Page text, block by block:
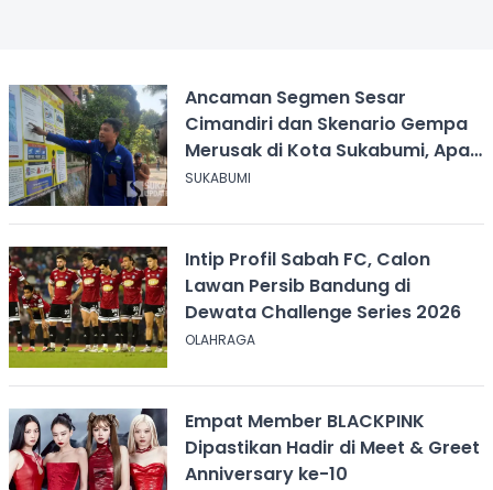
Ancaman Segmen Sesar
Cimandiri dan Skenario Gempa
Merusak di Kota Sukabumi, Apa
yang Harus Dilakukan?
SUKABUMI
Intip Profil Sabah FC, Calon
Lawan Persib Bandung di
Dewata Challenge Series 2026
OLAHRAGA
Empat Member BLACKPINK
Dipastikan Hadir di Meet & Greet
Anniversary ke-10